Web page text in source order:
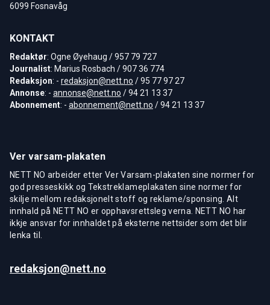
6099 Fosnavåg
KONTAKT
Redaktør: Ogne Øyehaug / 957 79 727
Journalist: Marius Rosbach / 907 36 774
Redaksjon: - redaksjon@nett.no / 95 77 97 27
Annonse: - annonse@nett.no / 94 21 13 37
Abonnement: - abonnement@nett.no / 94 21 13 37
Ver varsam-plakaten
NETT NO arbeider etter Ver Varsam-plakaten sine normer for
god presseskikk og Tekstreklameplakaten sine normer for
skilje mellom redaksjonelt stoff og reklame/sponsing. Alt
innhald på NETT NO er opphavsrettsleg verna. NETT NO har
ikkje ansvar for innhaldet på eksterne nettsider som det blir
lenka til.
redaksjon@nett.no